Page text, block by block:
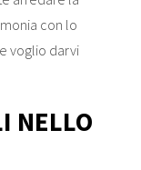
con lo
voglio darvi
NELLO